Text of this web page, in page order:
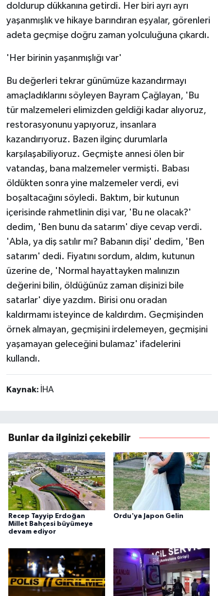
doldurup dükkanına getirdi. Her biri ayrı ayrı
yaşanmışlık ve hikaye barındıran eşyalar, görenleri
adeta geçmişe doğru zaman yolculuğuna çıkardı.
'Her birinin yaşanmışlığı var'
Bu değerleri tekrar günümüze kazandırmayı
amaçladıklarını söyleyen Bayram Çağlayan, 'Bu
tür malzemeleri elimizden geldiği kadar alıyoruz,
restorasyonunu yapıyoruz, insanlara
kazandırıyoruz. Bazen ilginç durumlarla
karşılaşabiliyoruz. Geçmişte annesi ölen bir
vatandaş, bana malzemeler vermişti. Babası
öldükten sonra yine malzemeler verdi, evi
boşaltacağını söyledi. Baktım, bir kutunun
içerisinde rahmetlinin dişi var, 'Bu ne olacak?'
dedim, 'Ben bunu da satarım' diye cevap verdi.
'Abla, ya diş satılır mı? Babanın dişi' dedim, 'Ben
satarım' dedi. Fiyatını sordum, aldım, kutunun
üzerine de, 'Normal hayattayken malınızın
değerini bilin, öldüğünüz zaman dişinizi bile
satarlar' diye yazdım. Birisi onu oradan
kaldırmamı isteyince de kaldırdım. Geçmişinden
örnek almayan, geçmişini irdelemeyen, geçmişini
yaşamayan geleceğini bulamaz' ifadelerini
kullandı.
Kaynak: İHA
Bunlar da ilginizi çekebilir
Recep Tayyip Erdoğan
Millet Bahçesi büyümeye
devam ediyor
Ordu'ya Japon Gelin